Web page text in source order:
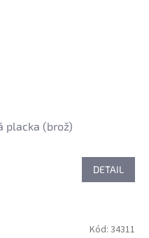
placka (brož)
DETAIL
Kód: 34311